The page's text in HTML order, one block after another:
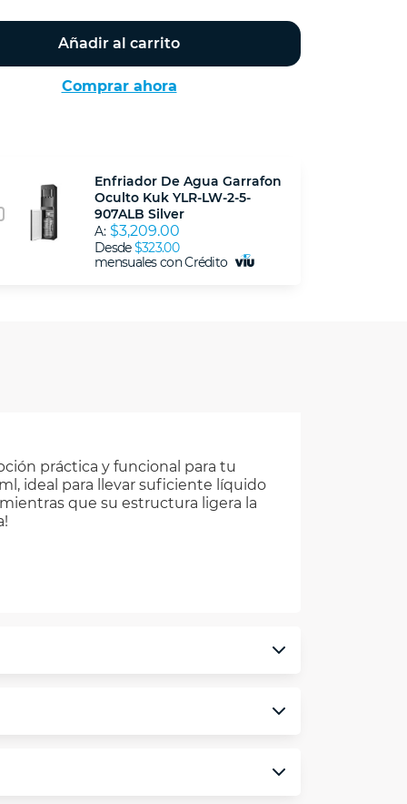
Añadir al carrito
Comprar ahora
Enfriador De Agua Garrafon
Oculto Kuk YLR-LW-2-5-
907ALB Silver
A: $3,209.00
Desde$323.00
mensuales con Crédito
práctica y funcional para tu
ideal para llevar suficiente líquido
que su estructura ligera la